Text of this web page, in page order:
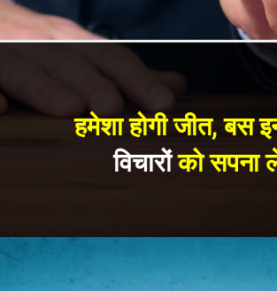
हमेशा होगी जीत, बस
विचारोंको सपना